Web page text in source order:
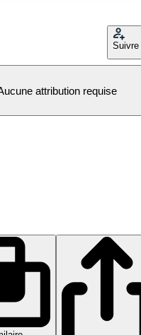
Suivre
attribution requise